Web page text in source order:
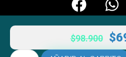
$98.900 $